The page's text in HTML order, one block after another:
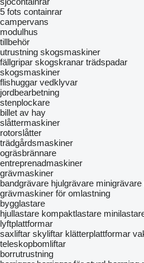
5 fots containrar
сampervans
modulhus
tillbehör
utrustning skogsmaskiner
fällgripar skogskranar trädspadar
skogsmaskiner
flishuggar vedklyvar
jordbearbetning
stenplockare
billet av hay
slåttermaskiner
rotorslåtter
trädgårdsmaskiner
ogräsbrännare
entreprenadmaskiner
grävmaskiner
bandgrävare hjulgrävare minigrävare
grävmaskiner för omlastning
bygglastare
hjullastare kompaktlastare
lyftplattformar
saxliftar skyliftar klätterplattformar
teleskopbomliftar
borrutrustning